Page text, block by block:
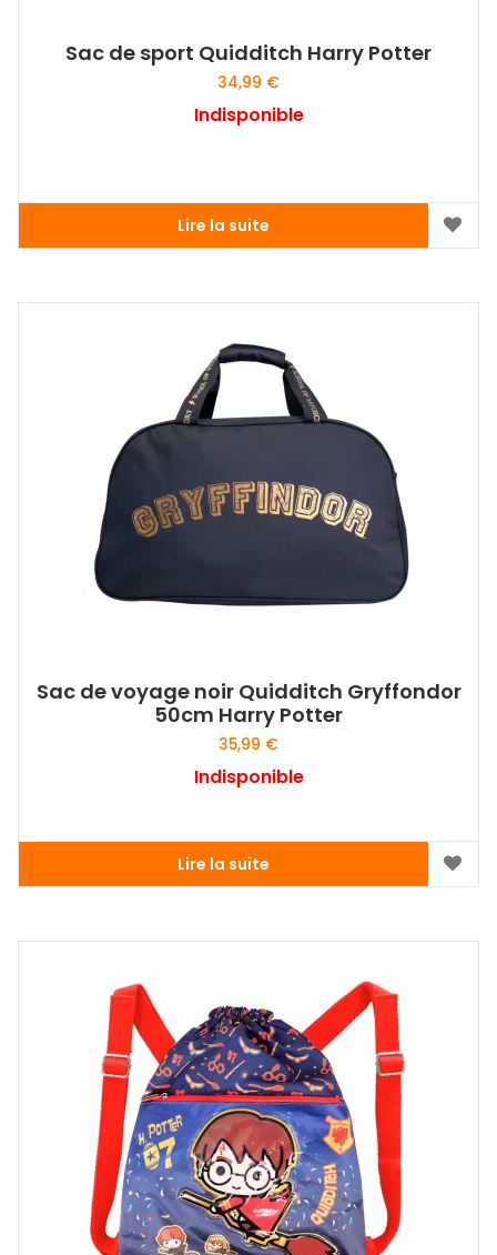
Sac de sport Quidditch Harry Potter
34,99 €
Indisponible
Lire la suite
Sac de voyage noir Quidditch Gryffondor
50cm Harry Potter
35,99 €
Indisponible
Lire la suite